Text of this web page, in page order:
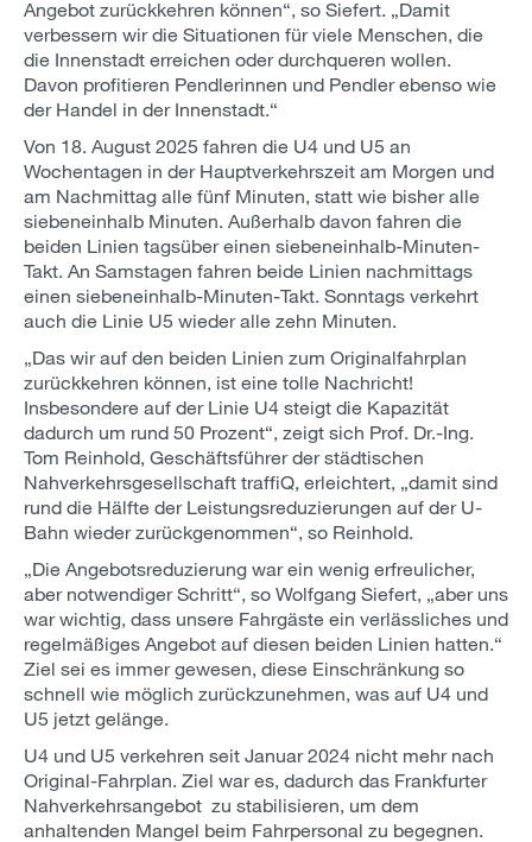
Angebot zurückkehren können“, so Siefert. „Damit
verbessern wir die Situationen für viele Menschen, die
die Innenstadt erreichen oder durchqueren wollen.
Davon profitieren Pendlerinnen und Pendler ebenso wie
der Handel in der Innenstadt.“
Von 18. August 2025 fahren die U4 und U5 an
Wochentagen in der Hauptverkehrszeit am Morgen und
am Nachmittag alle fünf Minuten, statt wie bisher alle
siebeneinhalb Minuten. Außerhalb davon fahren die
beiden Linien tagsüber einen siebeneinhalb-Minuten-
Takt. An Samstagen fahren beide Linien nachmittags
einen siebeneinhalb-Minuten-Takt. Sonntags verkehrt
auch die Linie U5 wieder alle zehn Minuten.
„Das wir auf den beiden Linien zum Originalfahrplan
zurückkehren können, ist eine tolle Nachricht!
Insbesondere auf der Linie U4 steigt die Kapazität
dadurch um rund 50 Prozent“, zeigt sich Prof. Dr.-Ing.
Tom Reinhold, Geschäftsführer der städtischen
Nahverkehrsgesellschaft traffiQ, erleichtert, „damit sind
rund die Hälfte der Leistungsreduzierungen auf der U-
Bahn wieder zurückgenommen“, so Reinhold.
„Die Angebotsreduzierung war ein wenig erfreulicher,
aber notwendiger Schritt“, so Wolfgang Siefert, „aber uns
war wichtig, dass unsere Fahrgäste ein verlässliches und
regelmäßiges Angebot auf diesen beiden Linien hatten.“
Ziel sei es immer gewesen, diese Einschränkung so
schnell wie möglich zurückzunehmen, was auf U4 und
U5 jetzt gelänge.
U4 und U5 verkehren seit Januar 2024 nicht mehr nach
Original-Fahrplan. Ziel war es, dadurch das Frankfurter
Nahverkehrsangebot zu stabilisieren, um dem
anhaltenden Mangel beim Fahrpersonal zu begegnen.